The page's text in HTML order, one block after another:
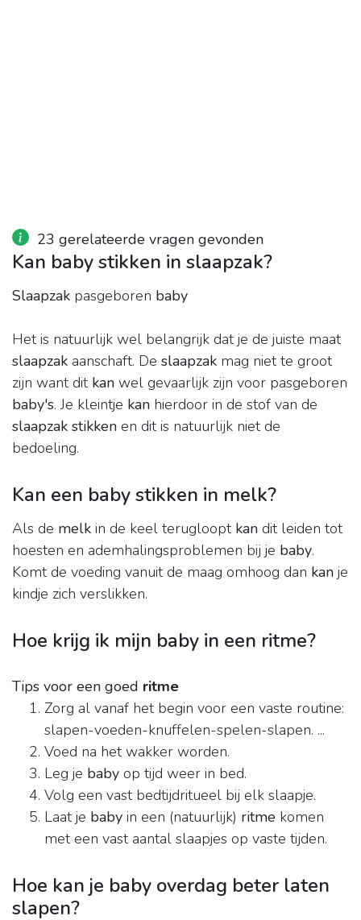
23 gerelateerde vragen gevonden
Kan baby stikken in slaapzak?
Slaapzak pasgeboren baby
Het is natuurlijk wel belangrijk dat je de juiste maat
slaapzak aanschaft. De slaapzak mag niet te groot
zijn want dit kan wel gevaarlijk zijn voor pasgeboren
baby's. Je kleintje kan hierdoor in de stof van de
slaapzak stikken en dit is natuurlijk niet de
bedoeling.
Kan een baby stikken in melk?
Als de melk in de keel terugloopt kan dit leiden tot
hoesten en ademhalingsproblemen bij je baby.
Komt de voeding vanuit de maag omhoog dan kan je
kindje zich verslikken.
Hoe krijg ik mijn baby in een ritme?
Tips voor een goed ritme
Zorg al vanaf het begin voor een vaste routine:
slapen-voeden-knuffelen-spelen-slapen. ...
Voed na het wakker worden.
Leg je baby op tijd weer in bed.
Volg een vast bedtijdritueel bij elk slaapje.
Laat je baby in een (natuurlijk) ritme komen
met een vast aantal slaapjes op vaste tijden.
Hoe kan je baby overdag beter laten
slapen?